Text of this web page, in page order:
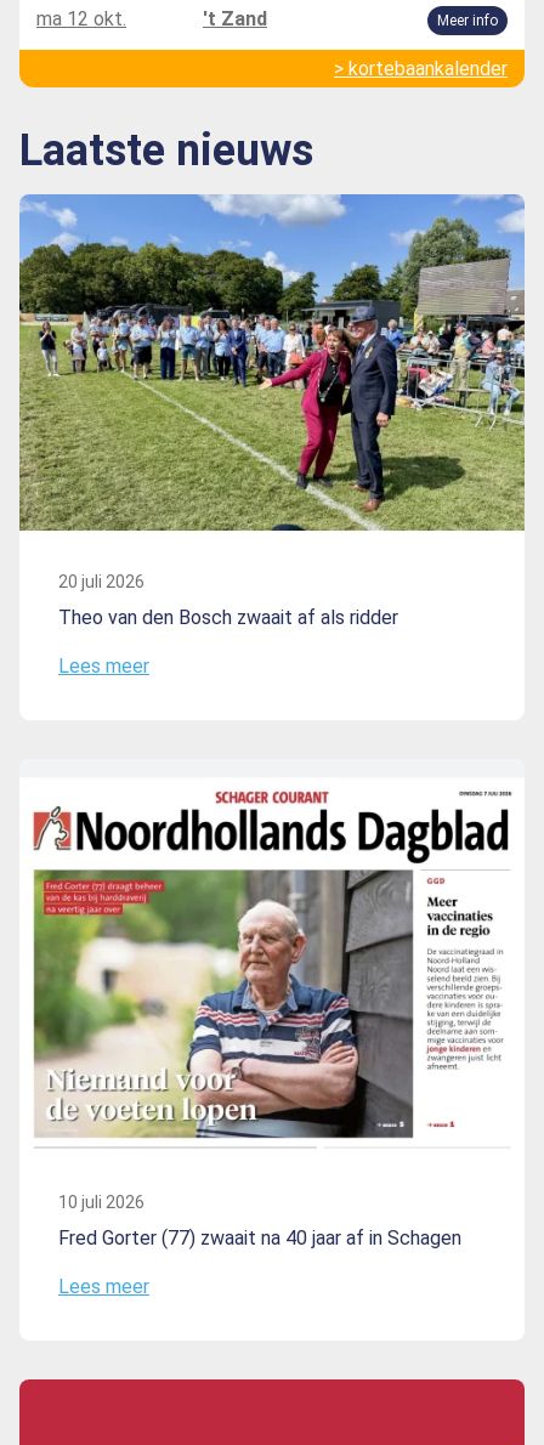
ma 12 okt. 't Zand Meer info
> kortebaankalender
Laatste nieuws
20 juli 2026
Theo van den Bosch zwaait af als ridder
Lees meer
10 juli 2026
Fred Gorter (77) zwaait na 40 jaar af in Schagen
Lees meer